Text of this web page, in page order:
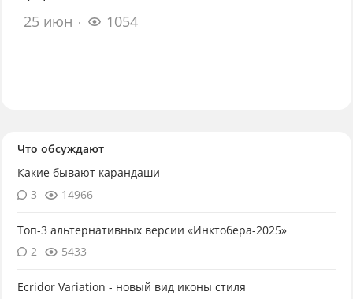
25 июн
1054
Что обсуждают
Какие бывают карандаши
3
14966
Топ-3 альтернативных версии «Инктобера-2025»
2
5433
Ecridor Variation - новый вид иконы стиля